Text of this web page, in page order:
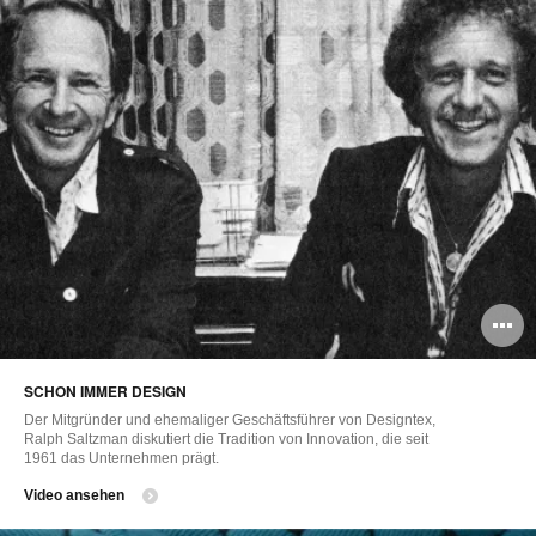
SCHON IMMER DESIGN
Der Mitgründer und ehemaliger Geschäftsführer von Designtex,
Ralph Saltzman diskutiert die Tradition von Innovation, die seit
1961 das Unternehmen prägt.
Video ansehen